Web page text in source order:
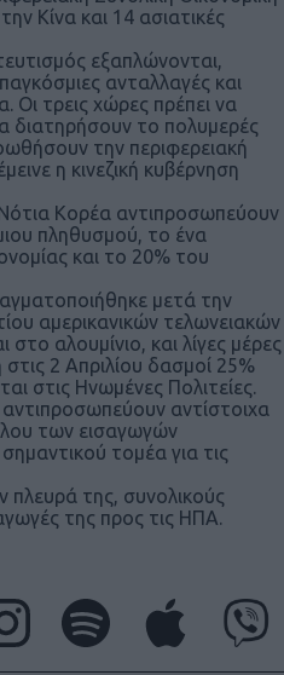
Κίνα και 14 ασιατικές
εξαπλώνονται,
ανταλλαγές και
Οι τρεις χώρες πρέπει να
διατηρήσουν το πολυμερές
την περιφερειακή
η κινεζική κυβέρνηση
Κορέα αντιπροσωπεύουν
πληθυσμού, το ένα
και το 20% του
μετά την
αμερικανικών τελωνειακών
αλουμίνιο, και λίγες μέρες
2 Απριλίου δασμοί 25%
στις Ηνωμένες Πολιτείες.
αντίστοιχα
των εισαγωγών
τομέα για τις
πλευρά της, συνολικούς
της προς τις ΗΠΑ.